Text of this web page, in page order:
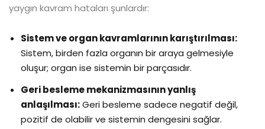
yaygın kavram hataları şunlardır:
Sistem ve organ kavramlarının karıştırılması:
Sistem, birden fazla organın bir araya gelmesiyle
oluşur; organ ise sistemin bir parçasıdır.
Geri besleme mekanizmasının yanlış
anlaşılması:Geri besleme sadece negatif değil,
pozitif de olabilir ve sistemin dengesini sağlar.